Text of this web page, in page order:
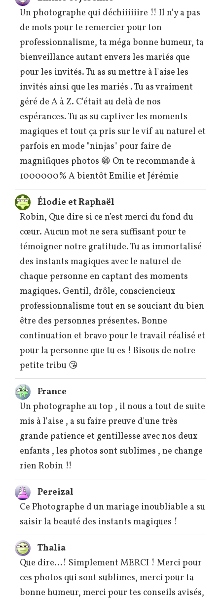
Un photographe qui déchiiiiiire !! Il n'y a pas
de mots pour te remercier pour ton
professionnalisme, ta méga bonne humeur, ta
bienveillance autant envers les mariés que
pour les invités. Tu as su mettre à l'aise les
invités ainsi que les mariés . Tu as vraiment
géré de A à Z. C'était au delà de nos
espérances. Tu as su captiver les moments
magiques et tout ça pris sur le vif au naturel et
parfois en mode "ninjas" pour faire de
magnifiques photos 😁 On te recommande à
1000000% A bientôt Emilie et Jérémie
Élodie et Raphaël
Robin, Que dire si ce n’est merci du fond du
cœur. Aucun mot ne sera suffisant pour te
témoigner notre gratitude. Tu as immortalisé
des instants magiques avec le naturel de
chaque personne en captant des moments
magiques. Gentil, drôle, consciencieux
professionnalisme tout en se souciant du bien
être des personnes présentes. Bonne
continuation et bravo pour le travail réalisé et
pour la personne que tu es ! Bisous de notre
petite tribu 😘
France
Un photographe au top , il nous a tout de suite
mis à l'aise , a su faire preuve d'une très
grande patience et gentillesse avec nos deux
enfants , les photos sont sublimes , ne change
rien Robin !!
Pereizal
Ce Photographe d un mariage inoubliable a su
saisir la beauté des instants magiques !
Thalia
Que dire...! Simplement MERCI ! Merci pour
ces photos qui sont sublimes, merci pour ta
bonne humeur, merci pour tes conseils avisés,